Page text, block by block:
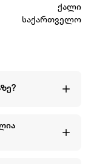
ქალი
საქართველო